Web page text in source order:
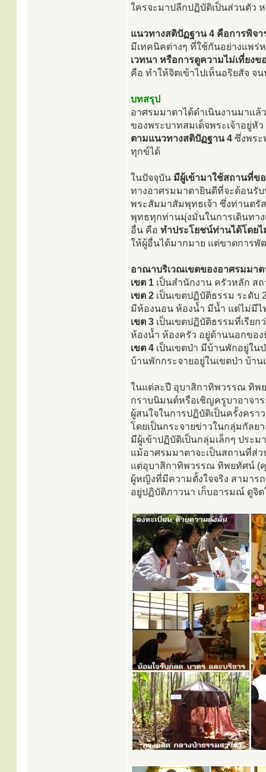
ใครจะมาปลีกปฏิบัติเป็นส่วนตัว
แนวทางสติปัฏฐาน 4 คือการพิจา
มีเทคนิคต่างๆ ที่ใช้กันอย่างแพร่
เวทนา หรือการดูความไม่เที่ยงข
คือ ทำให้จิตเข้าไปเห็นอริยสัจ จ
บทสรุป
อาศรมมาตาได้ดำเนินงานมาแล้
ของพระบาทสมเด็จพระเจ้าอยู่หั
ตามแนวทางสติปัฏฐาน 4 ซึ่งพระ
ทุกข์ได้
ในปัจจุบัน มีผู้เข้ามาใช้สถานที่ข
ทางอาศรมมาตายินดีที่จะต้อนรั
พระสัมมาสัมพุทธเจ้า ซึ่งท่านตรั
พุทธทุกท่านมุ่งมั่นในการเดินทา
อื่น คือ ทำประโยชน์ท่านได้โดยไ
ให้ผู้อื่นได้มากมาย แต่ขาดการพั
อาณาบริเวณเขตของอาศรมมาต
เขต 1 เป็นสำนักงาน ครัวหลัก ส
เขต 2 เป็นเขตปฏิบัติธรรม ระดับ
มีห้องนอน ห้องน้ำ มีน้ำ แต่ไม่มีไ
เขต 3 เป็นเขตปฏิบัติธรรมที่เรีย
ห้องน้ำ ห้องครัว อยู่ด้านนอกของ
เขต 4 เป็นเขตป่า มีบ้านพักอยู่ใน
บ้านพักกระจายอยู่ในเขตป่า บ้า
ในแต่ละปี อุบาสิกาทิพวรรณ ทิพ
กราบนิมนต์หรือเชิญครูบาอาจา
ผู้สนใจในการปฏิบัติเป็นครั้งครา
โดยเป็นกระจายข่าวในกลุ่มกัล
มีผู้เข้าปฏิบัติเป็นกลุ่มเล็กๆ ประ
แม้อาศรมมาตาจะเป็นสถานที่ส่
แต่อุบาสิกาทิพวรรณ ทิพยทัศน์ (
ผู้หญิงที่มีความตั้งใจจริง สามาร
อยู่ปฏิบัติภาวนา เก็บอารมณ์ ดูจิ